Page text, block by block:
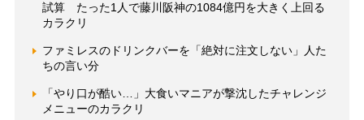
試算 たった1人で藤川阪神の1084億円を大きく上回る
カラクリ
ファミレスのドリンクバーを「絶対に注文しない」人た
ちの言い分
「やり口が酷い…」大食いマニアが撃沈したチャレンジ
メニューのカラクリ